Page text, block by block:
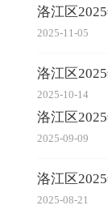
洛江区
2025-11-05
洛江区
2025-10-14
洛江区
2025-09-09
洛江区
2025-08-21